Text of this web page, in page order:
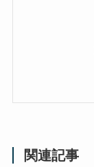
関連記事